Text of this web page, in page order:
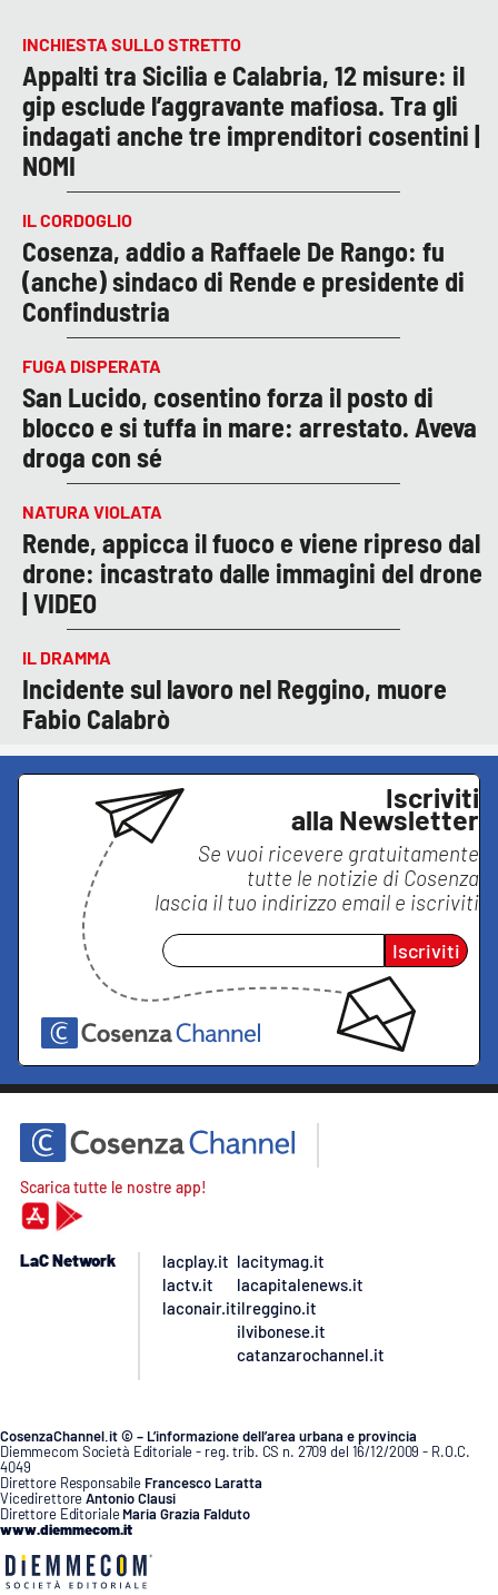
INCHIESTA SULLO STRETTO
Appalti tra Sicilia e Calabria, 12 misure: il
gip esclude l’aggravante mafiosa. Tra gli
indagati anche tre imprenditori cosentini |
NOMI
IL CORDOGLIO
Cosenza, addio a Raffaele De Rango: fu
(anche) sindaco di Rende e presidente di
Confindustria
FUGA DISPERATA
San Lucido, cosentino forza il posto di
blocco e si tuffa in mare: arrestato. Aveva
droga con sé
NATURA VIOLATA
Rende, appicca il fuoco e viene ripreso dal
drone: incastrato dalle immagini del drone
| VIDEO
IL DRAMMA
Incidente sul lavoro nel Reggino, muore
Fabio Calabrò
Iscriviti
alla Newsletter
Se vuoi ricevere gratuitamente
tutte le notizie di Cosenza
lascia il tuo indirizzo email e iscriviti
Iscriviti
Scarica tutte le nostre app!
LaC Network
lacplay.it
lactv.it
laconair.it
lacitymag.it
lacapitalenews.it
ilreggino.it
ilvibonese.it
catanzarochannel.it
CosenzaChannel.it © – L’informazione dell’area urbana e provincia
Diemmecom Società Editoriale - reg. trib. CS n. 2709 del 16/12/2009 - R.O.C.
4049
Direttore Responsabile Francesco Laratta
VicedirettoreAntonio Clausi
Direttore Editoriale Maria Grazia Falduto
www.diemmecom.it